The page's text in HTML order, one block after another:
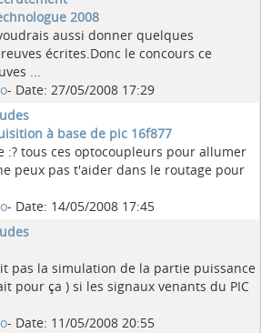
2008
aussi donner quelques
écrites.Donc le concours ce
...
- Date: 27/05/2008 17:29
à base de pic 16f877
:? tous ces optocoupleurs pour allumer
peux pas t'aider dans le routage pour
- Date: 14/05/2008 17:45
pas la simulation de la partie puissance
pour ça ) si les signaux venants du PIC
- Date: 11/05/2008 20:55